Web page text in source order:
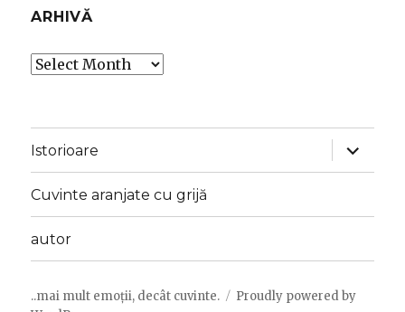
ARHIVĂ
Arhivă
Istorioare
expand
child
menu
Cuvinte aranjate cu grijă
autor
..mai mult emoții, decât cuvinte.
Proudly powered by